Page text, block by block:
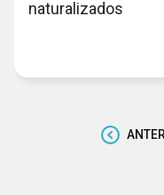
naturalizados